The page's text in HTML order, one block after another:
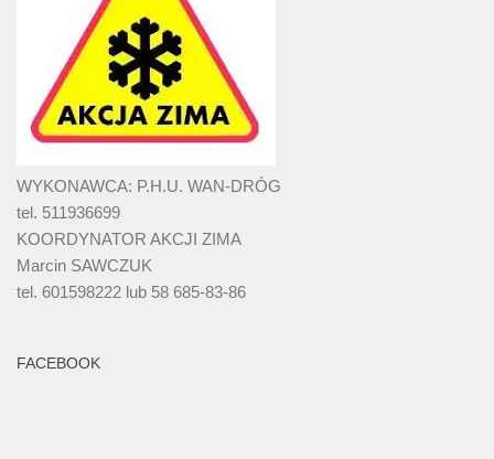
WYKONAWCA: P.H.U. WAN-DRÓG
tel. 511936699
KOORDYNATOR AKCJI ZIMA
Marcin SAWCZUK
tel. 601598222 lub 58 685-83-86
FACEBOOK